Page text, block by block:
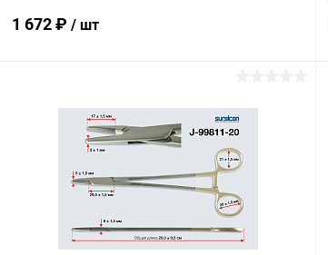
1 672 ₽ / шт
Купить в 1 клик Сравнение
В избранное В наличии